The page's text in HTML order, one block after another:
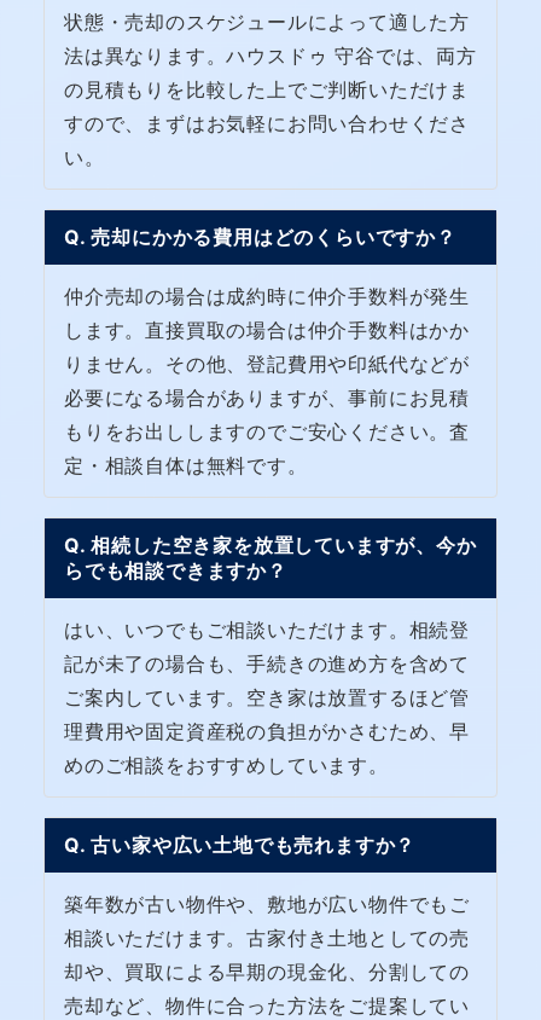
状態・売却のスケジュールによって適した方
法は異なります。ハウスドゥ 守谷では、両方
の見積もりを比較した上でご判断いただけま
すので、まずはお気軽にお問い合わせくださ
い。
Q. 売却にかかる費用はどのくらいですか？
仲介売却の場合は成約時に仲介手数料が発生
します。直接買取の場合は仲介手数料はかか
りません。その他、登記費用や印紙代などが
必要になる場合がありますが、事前にお見積
もりをお出ししますのでご安心ください。査
定・相談自体は無料です。
Q. 相続した空き家を放置していますが、今か
らでも相談できますか？
はい、いつでもご相談いただけます。相続登
記が未了の場合も、手続きの進め方を含めて
ご案内しています。空き家は放置するほど管
理費用や固定資産税の負担がかさむため、早
めのご相談をおすすめしています。
Q. 古い家や広い土地でも売れますか？
築年数が古い物件や、敷地が広い物件でもご
相談いただけます。古家付き土地としての売
却や、買取による早期の現金化、分割しての
売却など、物件に合った方法をご提案してい